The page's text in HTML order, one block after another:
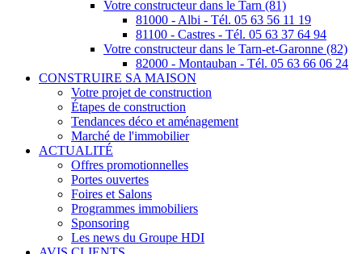
Votre constructeur dans le Tarn (81)
81000 - Albi - Tél. 05 63 56 11 19
81100 - Castres - Tél. 05 63 37 64 94
Votre constructeur dans le Tarn-et-Garonne (82)
82000 - Montauban - Tél. 05 63 66 06 24
CONSTRUIRE SA MAISON
Votre projet de construction
Étapes de construction
Tendances déco et aménagement
Marché de l'immobilier
ACTUALITÉ
Offres promotionnelles
Portes ouvertes
Foires et Salons
Programmes immobiliers
Sponsoring
Les news du Groupe HDI